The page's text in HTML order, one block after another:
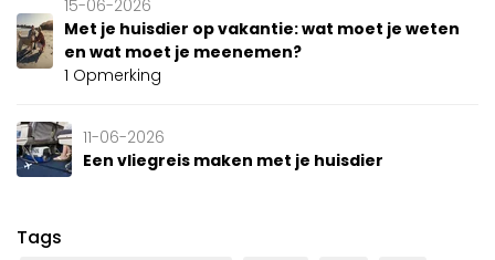
15-06-2026
Met je huisdier op vakantie: wat moet je weten
en wat moet je meenemen?
1 Opmerking
11-06-2026
Een vliegreis maken met je huisdier
Tags